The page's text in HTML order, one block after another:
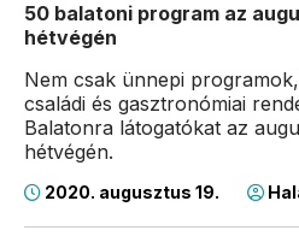
50 balatoni program az
hétvégén
Nem csak ünnepi
családi és gasztronómiai
Balatonra látogatókat az
hétvégén.
2020. augusztus 19.